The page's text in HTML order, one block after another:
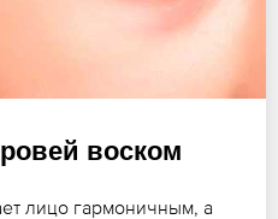
воском
лицо гармоничным, а